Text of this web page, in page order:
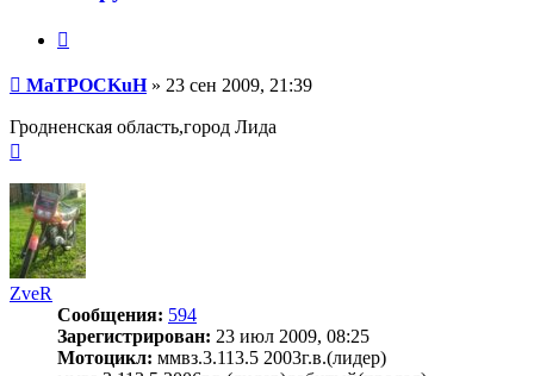
Сообщение
MaTPOCKuH» 23 сен 2009, 21:39
Гродненская область,город Лида
началу
ZveR
Сообщения: 594
Зарегистрирован: 23 июл 2009, 08:25
Мотоцикл: ммвз.3.113.5 2003г.в.(лидер)